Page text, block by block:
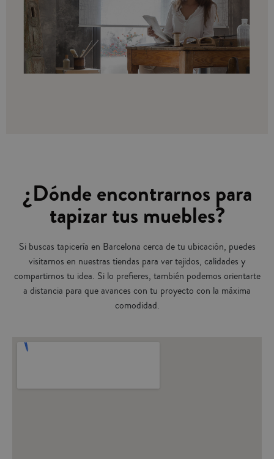
¿Dónde encontrarnos para
tapizar tus muebles?
Si buscas tapicería en Barcelona cerca de tu ubicación, puedes
visitarnos en nuestras tiendas para ver tejidos, calidades y
compartirnos tu idea. Si lo prefieres, también podemos orientarte
a distancia para que avances con tu proyecto con la máxima
comodidad.